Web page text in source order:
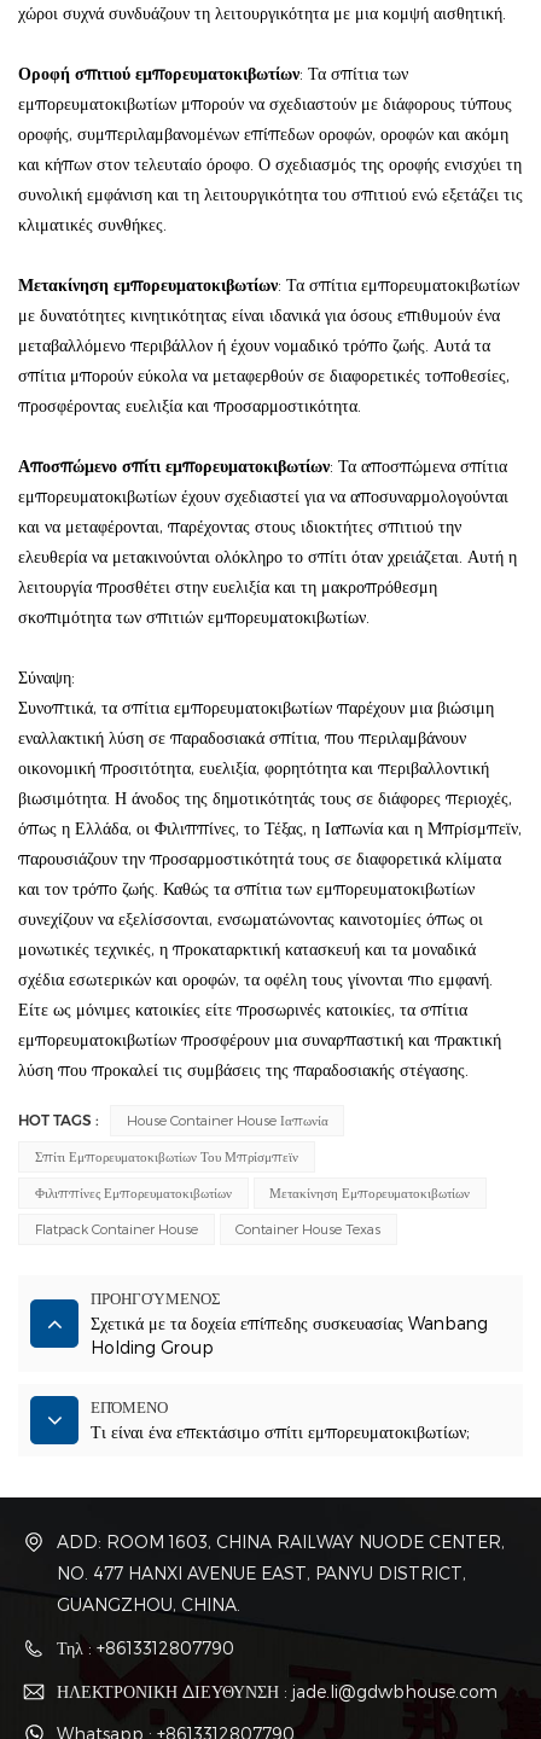
χώροι συχνά συνδυάζουν τη λειτουργικότητα με μια κομψή αισθητική.
Οροφή σπιτιού εμπορευματοκιβωτίων: Τα σπίτια των
εμπορευματοκιβωτίων μπορούν να σχεδιαστούν με διάφορους τύπους
οροφής, συμπεριλαμβανομένων επίπεδων οροφών, οροφών και ακόμη
και κήπων στον τελευταίο όροφο. Ο σχεδιασμός της οροφής ενισχύει τη
συνολική εμφάνιση και τη λειτουργικότητα του σπιτιού ενώ εξετάζει τις
κλιματικές συνθήκες.
Μετακίνηση εμπορευματοκιβωτίων: Τα σπίτια εμπορευματοκιβωτίων
με δυνατότητες κινητικότητας είναι ιδανικά για όσους επιθυμούν ένα
μεταβαλλόμενο περιβάλλον ή έχουν νομαδικό τρόπο ζωής. Αυτά τα
σπίτια μπορούν εύκολα να μεταφερθούν σε διαφορετικές τοποθεσίες,
προσφέροντας ευελιξία και προσαρμοστικότητα.
Αποσπώμενο σπίτι εμπορευματοκιβωτίων: Τα αποσπώμενα σπίτια
εμπορευματοκιβωτίων έχουν σχεδιαστεί για να αποσυναρμολογούνται
και να μεταφέρονται, παρέχοντας στους ιδιοκτήτες σπιτιού την
ελευθερία να μετακινούνται ολόκληρο το σπίτι όταν χρειάζεται. Αυτή η
λειτουργία προσθέτει στην ευελιξία και τη μακροπρόθεσμη
σκοπιμότητα των σπιτιών εμπορευματοκιβωτίων.
Σύναψη:
Συνοπτικά, τα σπίτια εμπορευματοκιβωτίων παρέχουν μια βιώσιμη
εναλλακτική λύση σε παραδοσιακά σπίτια, που περιλαμβάνουν
οικονομική προσιτότητα, ευελιξία, φορητότητα και περιβαλλοντική
βιωσιμότητα. Η άνοδος της δημοτικότητάς τους σε διάφορες περιοχές,
όπως η Ελλάδα, οι Φιλιππίνες, το Τέξας, η Ιαπωνία και η Μπρίσμπεϊν,
παρουσιάζουν την προσαρμοστικότητά τους σε διαφορετικά κλίματα
και τον τρόπο ζωής. Καθώς τα σπίτια των εμπορευματοκιβωτίων
συνεχίζουν να εξελίσσονται, ενσωματώνοντας καινοτομίες όπως οι
μονωτικές τεχνικές, η προκαταρκτική κατασκευή και τα μοναδικά
σχέδια εσωτερικών και οροφών, τα οφέλη τους γίνονται πιο εμφανή.
Είτε ως μόνιμες κατοικίες είτε προσωρινές κατοικίες, τα σπίτια
εμπορευματοκιβωτίων προσφέρουν μια συναρπαστική και πρακτική
λύση που προκαλεί τις συμβάσεις της παραδοσιακής στέγασης.
HOT TAGS : House Container House Ιαπωνία
Σπίτι Εμπορευματοκιβωτίων Του Μπρίσμπεϊν
Φιλιππίνες Εμπορευματοκιβωτίων Μετακίνηση Εμπορευματοκιβωτίων
Flatpack Container House Container House Texas
ΠΡΟΗΓΟΎΜΕΝΟΣ
Σχετικά με τα δοχεία επίπεδης συσκευασίας Wanbang
Holding Group
ΕΠΌΜΕΝΟ
Τι είναι ένα επεκτάσιμο σπίτι εμπορευματοκιβωτίων;
ADD: ROOM 1603, CHINA RAILWAY NUODE CENTER,
NO. 477 HANXI AVENUE EAST, PANYU DISTRICT,
GUANGZHOU, CHINA.
Τηλ : +8613312807790
ΗΛΕΚΤΡΟΝΙΚΗ ΔΙΕΥΘΥΝΣΗ : jade.li@gdwbhouse.com
Whatsapp : +8613312807790